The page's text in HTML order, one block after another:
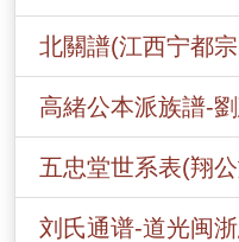
北關譜(江西宁都
高緒公本派族譜-
五忠堂世系表(翔
刘氏通谱-道光闽